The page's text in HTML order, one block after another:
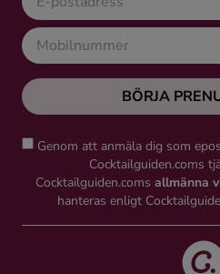
BÖRJA
Genom att anmäla dig som
Cocktailguiden.coms
Cocktailguiden.coms allmänna
hanteras enligt